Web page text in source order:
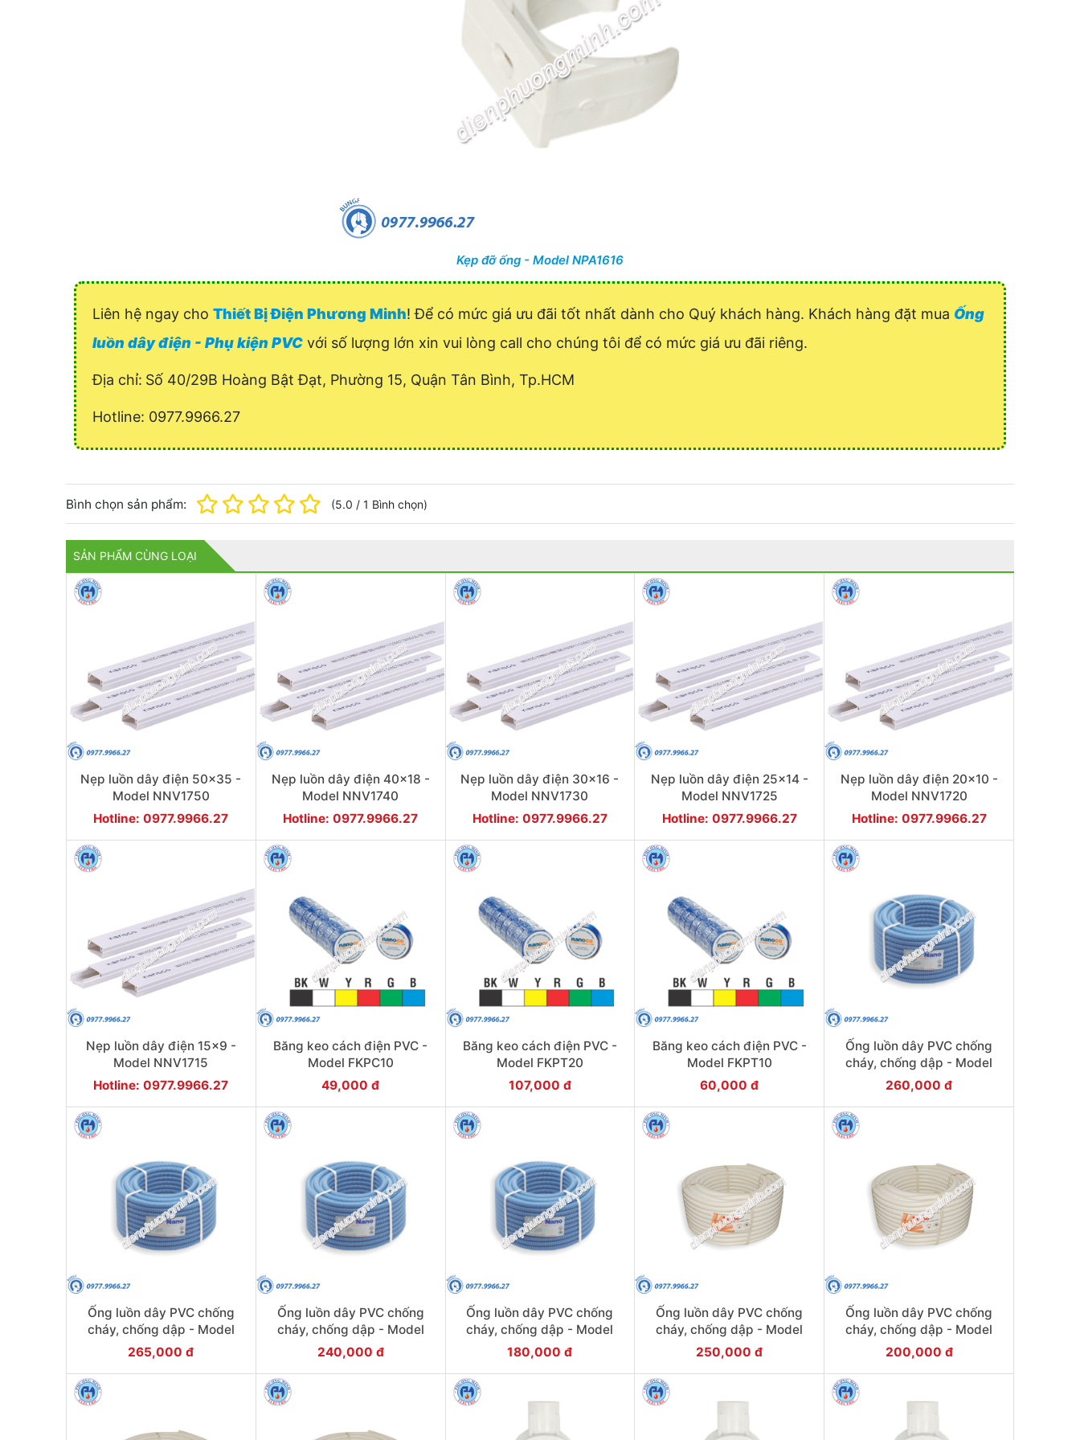
Kẹp đỡ ống - Model NPA1616
Liên hệ ngay cho Thiết Bị Điện Phương Minh! Để có mức giá ưu đãi tốt nhất dành cho Quý khách hàng. Khách hàng đặt mua Ống
luồn dây điện - Phụ kiện PVC với số lượng lớn xin vui lòng call cho chúng tôi để có mức giá ưu đãi riêng.
Địa chỉ: Số 40/29B Hoàng Bật Đạt, Phường 15, Quận Tân Bình, Tp.HCM
Hotline: 0977.9966.27
Bình chọn sản phẩm: (5.0 / 1 Bình chọn)
SẢN PHẨM CÙNG LOẠI
Nẹp luồn dây điện 50x35 -
Model NNV1750
Hotline: 0977.9966.27
Nẹp luồn dây điện 40x18 -
Model NNV1740
Hotline: 0977.9966.27
Nẹp luồn dây điện 30x16 -
Model NNV1730
Hotline: 0977.9966.27
Nẹp luồn dây điện 25x14 -
Model NNV1725
Hotline: 0977.9966.27
Nẹp luồn dây điện 20x10 -
Model NNV1720
Hotline: 0977.9966.27
Nẹp luồn dây điện 15x9 -
Model NNV1715
Hotline: 0977.9966.27
Băng keo cách điện PVC -
Model FKPC10
49,000 đ
Băng keo cách điện PVC -
Model FKPT20
107,000 đ
Băng keo cách điện PVC -
Model FKPT10
60,000 đ
Ống luồn dây PVC chống
cháy, chống dập - Model
FRG32GH
260,000 đ
Ống luồn dây PVC chống
cháy, chống dập - Model
FRG25GS
265,000 đ
Ống luồn dây PVC chống
cháy, chống dập - Model
FRG20G
240,000 đ
Ống luồn dây PVC chống
cháy, chống dập - Model
FRG16G
180,000 đ
Ống luồn dây PVC chống
cháy, chống dập - Model
FRG32W
250,000 đ
Ống luồn dây PVC chống
cháy, chống dập - Model
FRG25W
200,000 đ